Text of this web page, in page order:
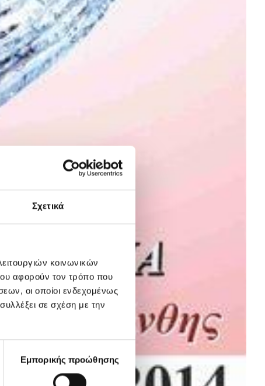
Σχετικά
κοινωνικών
αφορούν τον τρόπο που
οι οποίοι ενδεχομένως
σε σχέση με την
Εμπορικής προώθησης